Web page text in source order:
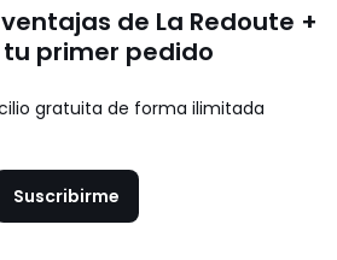
de La Redoute +
primer pedido
gratuita de forma ilimitada
Suscribirme